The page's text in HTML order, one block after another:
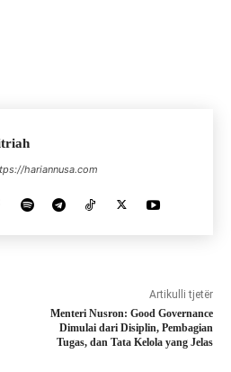
hariannusa.com
Artikulli tjetër
Menteri Nusron: Good Governance
Dimulai dari Disiplin, Pembagian
Tugas, dan Tata Kelola yang Jelas